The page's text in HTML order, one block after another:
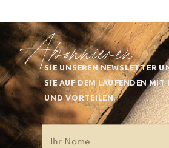
SIE UNSEREN NEWSLETTER
SIE AUF DEM LAUFENDEN MIT
UND VORTEILEN.
Abonnieren